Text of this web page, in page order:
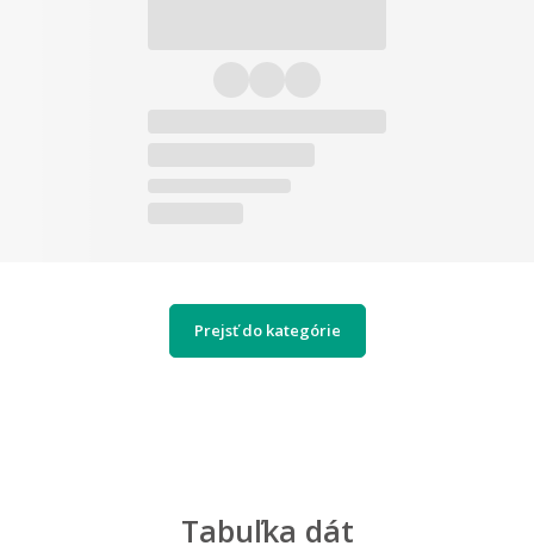
Prejsť do kategórie
Tabuľka dát